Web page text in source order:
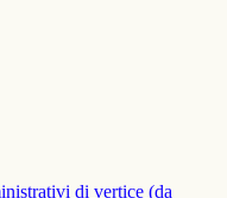
di vertice (da